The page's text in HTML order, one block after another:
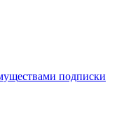
подписки